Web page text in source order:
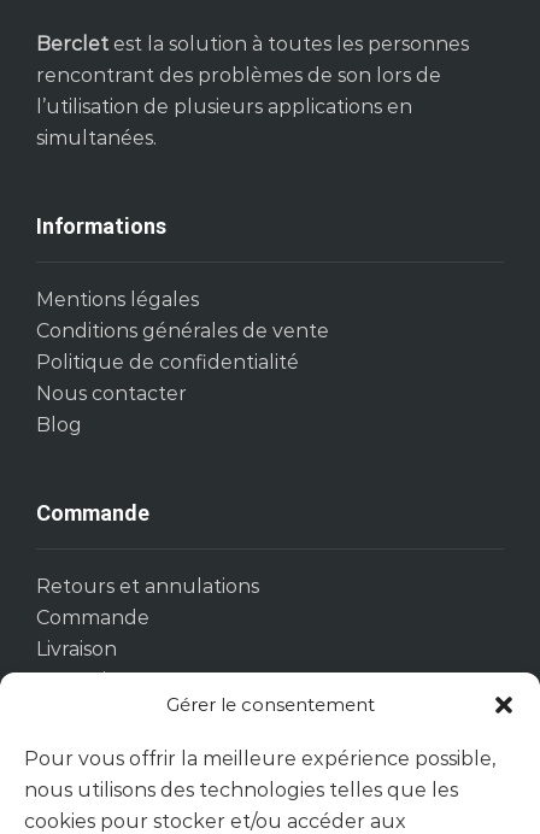
Gérer le consentement
Pour vous offrir la meilleure expérience possible,
nous utilisons des technologies telles que les
cookies pour stocker et/ou accéder aux
Berclet est la solution à toutes les personnes
rencontrant des problèmes de son lors de
l’utilisation de plusieurs applications en
simultanées.
Informations
Mentions légales
Conditions générales de vente
Politique de confidentialité
Nous contacter
Blog
Commande
Retours et annulations
Commande
Livraison
Garantie
Suivez-nous